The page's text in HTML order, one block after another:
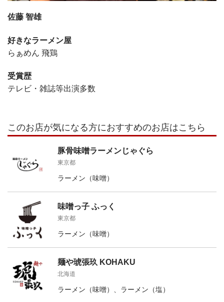
佐藤 智雄
好きなラーメン屋
らぁめん 飛鶏
受賞歴
テレビ・雑誌等出演多数
このお店が気になる方におすすめのお店はこちら
豚骨味噌ラーメンじゃぐら
東京都
ラーメン（味噌）
味噌っ子 ふっく
東京都
ラーメン（味噌）
麺や琥張玖 KOHAKU
北海道
ラーメン（味噌）、ラーメン（塩）